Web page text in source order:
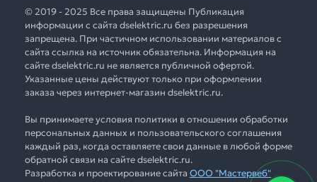
© 2019 - 2025 Все права защищены Публикация
информации с сайта dselektric.ru без разрешения
запрещена. При частичном использовании материалов с
сайта ссылка на источник обязательна. Информация на
сайте dselektric.ru не является публичной офертой.
Указанные цены действуют только при оформлении
заказа через интернет-магазин dselektric.ru.
Вы принимаете условия политики в отношении обработки
персональных данных и пользовательского соглашения
каждый раз, когда оставляете свои данные в любой форме
обратной связи на сайте dselektric.ru.
Разработка и проектирование сайта ООО "Мастервеб"